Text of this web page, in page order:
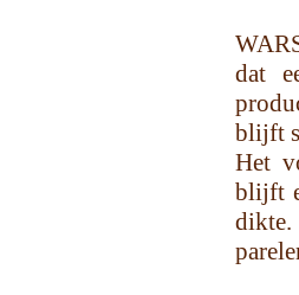
dat
blijft
Het
blijft